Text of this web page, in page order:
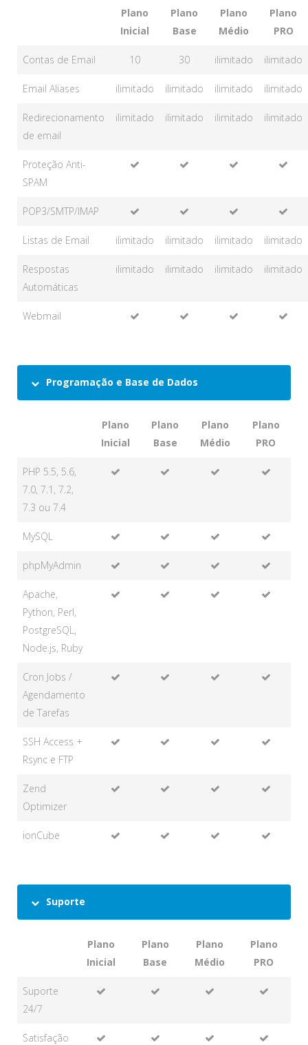
Plano
Inicial
Plano
Base
Plano
Médio
Plano
PRO
Contas de Email 10 30 ilimitado ilimitado
Email Aliases ilimitado ilimitado ilimitado ilimitado
Redirecionamento
de email
ilimitado ilimitado ilimitado ilimitado
Proteção Anti-
SPAM
POP3/SMTP/IMAP
Listas de Email ilimitado ilimitado ilimitado ilimitado
Respostas
Automáticas
ilimitado ilimitado ilimitado ilimitado
Webmail
Programação e Base de Dados
Plano
Inicial
Plano
Base
Plano
Médio
Plano
PRO
PHP 5.5, 5.6,
7.0, 7.1, 7.2,
7.3 ou 7.4
MySQL
phpMyAdmin
Apache,
Python, Perl,
PostgreSQL,
Node.js, Ruby
Cron Jobs /
Agendamento
de Tarefas
SSH Access +
Rsync e FTP
Zend
Optimizer
ionCube
Suporte
Plano
Inicial
Plano
Base
Plano
Médio
Plano
PRO
Suporte
24/7
Satisfação